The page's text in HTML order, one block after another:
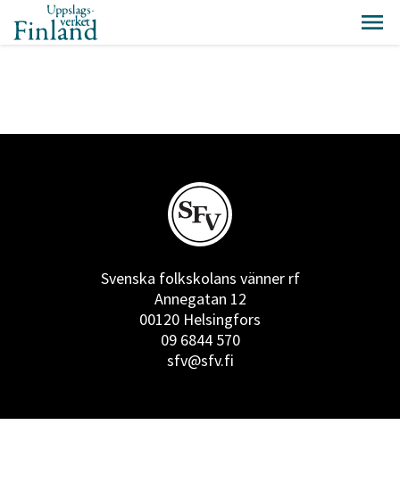
Svenska folkskolans vänner rf
Annegatan 12
00120 Helsingfors
09 6844 570
sfv@sfv.fi